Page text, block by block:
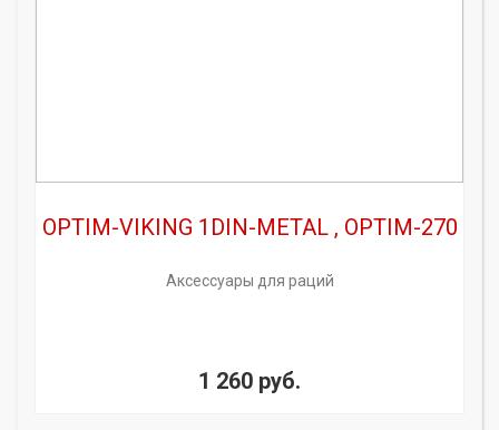
OPTIM-VIKING 1DIN-METAL , OPTIM-270
Аксессуары для раций
1 260 руб.